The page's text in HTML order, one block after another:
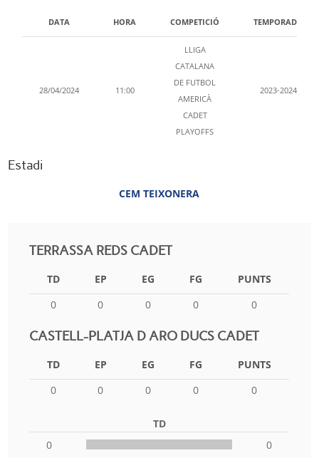
DATA HORA COMPETICIÓ TEMPORADA
28/04/2024 11:00
LLIGA
CATALANA
DE FUTBOL
AMERICÀ
CADET
PLAYOFFS
2023-2024
Estadi
CEM TEIXONERA
TERRASSA REDS CADET
TD EP EG FG
PUNTS
0
0 0 0 0
CASTELL-PLATJA D ARO DUCS CADET
TD EP EG FG
PUNTS
0
0 0 0 0
TD
0
0